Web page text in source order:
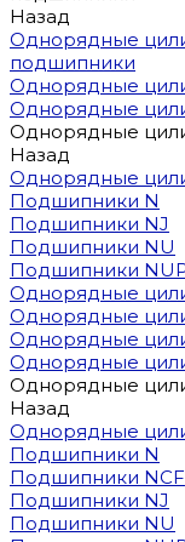
Назад
Однорядные
подшипники
Однорядные
Однорядные
Однорядные
Назад
Однорядные
Подшипники N
Подшипники NJ
Подшипники NU
Подшипники
Однорядные
Однорядные
Однорядные
Однорядные
Однорядные
Назад
Однорядные
Подшипники N
Подшипники NCF
Подшипники NJ
Подшипники NU